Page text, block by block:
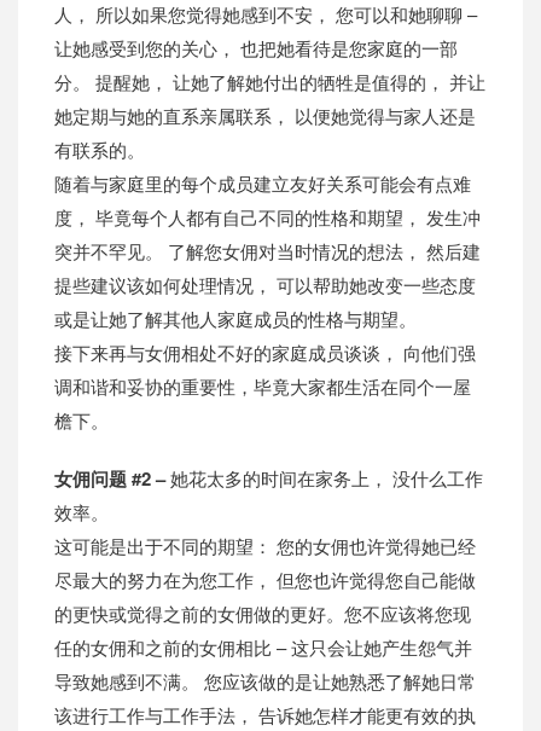
人， 所以如果您觉得她感到不安， 您可以和她聊聊 –
让她感受到您的关心， 也把她看待是您家庭的一部
分。 提醒她， 让她了解她付出的牺牲是值得的， 并让
她定期与她的直系亲属联系， 以便她觉得与家人还是
有联系的。
随着与家庭里的每个成员建立友好关系可能会有点难
度， 毕竟每个人都有自己不同的性格和期望， 发生冲
突并不罕见。 了解您女佣对当时情况的想法， 然后建
提些建议该如何处理情况， 可以帮助她改变一些态度
或是让她了解其他人家庭成员的性格与期望。
接下来再与女佣相处不好的家庭成员谈谈， 向他们强
调和谐和妥协的重要性，毕竟大家都生活在同个一屋
檐下。
女佣问题 #2 –她花太多的时间在家务上， 没什么工作
效率。
这可能是出于不同的期望： 您的女佣也许觉得她已经
尽最大的努力在为您工作， 但您也许觉得您自己能做
的更快或觉得之前的女佣做的更好。您不应该将您现
任的女佣和之前的女佣相比 – 这只会让她产生怨气并
导致她感到不满。 您应该做的是让她熟悉了解她日常
该进行工作与工作手法， 告诉她怎样才能更有效的执